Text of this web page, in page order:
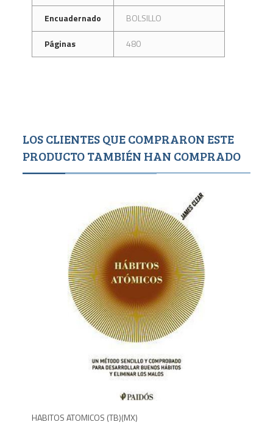
Encuadernado
BOLSILLO
Páginas
480
LOS CLIENTES QUE COMPRARON ESTE
PRODUCTO TAMBIÉN HAN COMPRADO
HABITOS ATOMICOS (TB)(MX)